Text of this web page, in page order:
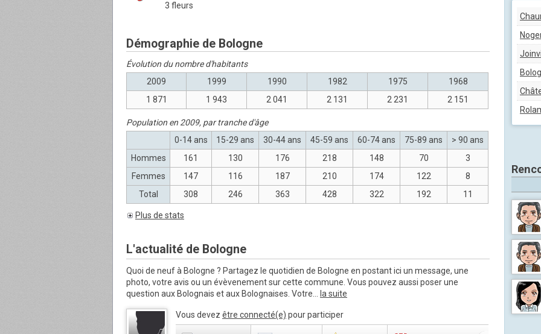
3 fleurs
Démographie de Bologne
Évolution du nombre d'habitants
2009
1999 1990 1982 1975
1968
1 871
1 943 2 041 2 131 2 231 2 151
Population en 2009, par tranche d'âge
0-14 ans
15-29 ans 30-44 ans 45-59 ans 60-74 ans 75-89 ans
> 90 ans
Hommes
161 130 176 218 148 70
3
Femmes
147 116 187 210 174 122
8
Total
308 246 363 428 322 192 11
Plus de stats
L'actualité de Bologne
Quoi de neuf à Bologne ? Partagez le quotidien de Bologne en postant ici un message, une
photo, votre avis ou un évèvenement sur cette commune. Vous pouvez aussi poser une
question aux Bolognais et aux Bolognaises. Votre...
la suite
Vous devez être connecté(e) pour participer